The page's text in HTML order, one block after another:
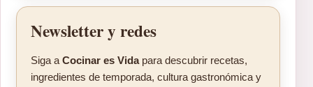
Newsletter y redes
Siga a Cocinar es Vidapara descubrir recetas,
ingredientes de temporada, cultura gastronómica y